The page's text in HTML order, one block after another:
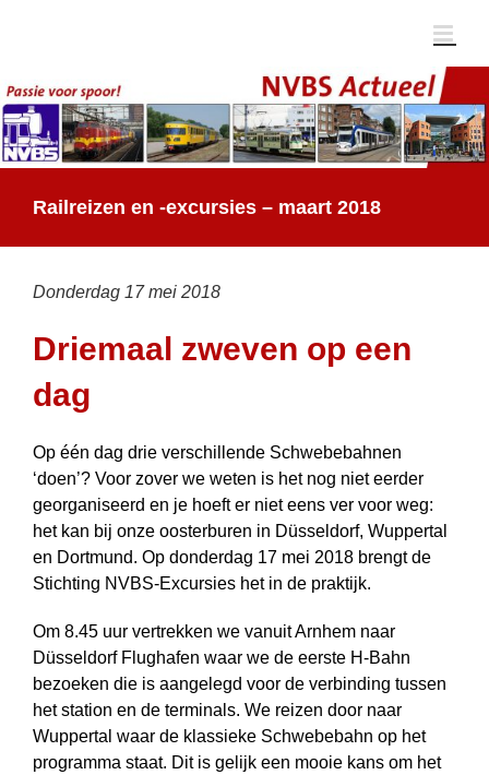
Railreizen en -excursies – maart 2018
Donderdag 17 mei 2018
Driemaal zweven op een
dag
Op één dag drie verschillende Schwebebahnen
‘doen’? Voor zover we weten is het nog niet eerder
georganiseerd en je hoeft er niet eens ver voor weg:
het kan bij onze oosterburen in Düsseldorf, Wuppertal
en Dortmund. Op donderdag 17 mei 2018 brengt de
Stichting NVBS-Excursies het in de praktijk.
Om 8.45 uur vertrekken we vanuit Arnhem naar
Düsseldorf Flughafen waar we de eerste H-Bahn
bezoeken die is aangelegd voor de verbinding tussen
het station en de terminals. We reizen door naar
Wuppertal waar de klassieke Schwebebahn op het
programma staat. Dit is gelijk een mooie kans om het